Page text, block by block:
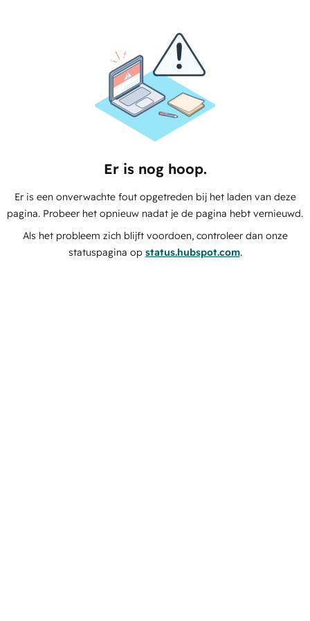
Er is nog hoop.
Er is een onverwachte fout opgetreden bij het laden van deze
pagina. Probeer het opnieuw nadat je de pagina hebt vernieuwd.
Als het probleem zich blijft voordoen, controleer dan onze
statuspagina op status.hubspot.com.